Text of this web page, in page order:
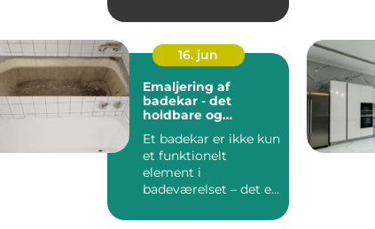
16. jun
Emaljering af
badekar - det
holdbare og
Et badekar er ikke kun
et funktionelt
element i
badeværelset – det er